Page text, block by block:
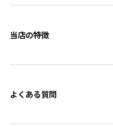
当店の特徴
よくある質問